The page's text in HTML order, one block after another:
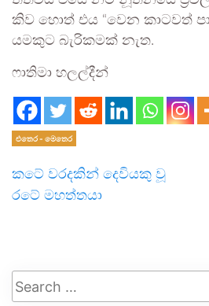
කිව හොත් එය “වෙන කාටවත්
යමකුට බැරිකමක් නැත.
​ෆාතිමා හලල්දීන්
එතෙර - මෙතෙර
කටේ වරදකින් දෙවියකු වූ
රටේ මහත්තයා